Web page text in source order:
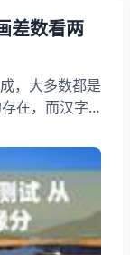
差数看两
，大多数都是
在，而汉字
大家就可以根
，那么如何进
从笔画差数看
方姓名中如
男方八字中需
求女方